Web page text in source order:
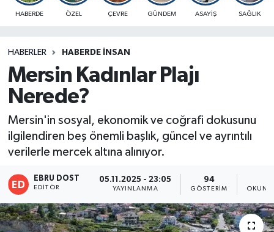
HABERDE ÖZEL ÇEVRE GÜNDEM ASAYİŞ SAĞLIK
HABERLER HABERDE İNSAN
Mersin Kadınlar Plajı
Nerede?
Mersin'in sosyal, ekonomik ve coğrafi dokusunu
ilgilendiren beş önemli başlık, güncel ve ayrıntılı
verilerle mercek altına alınıyor.
EBRU DOST
EDITÖR
05.11.2025 - 23:05
YAYINLANMA
94
GÖSTERIM
Haber Arşivi